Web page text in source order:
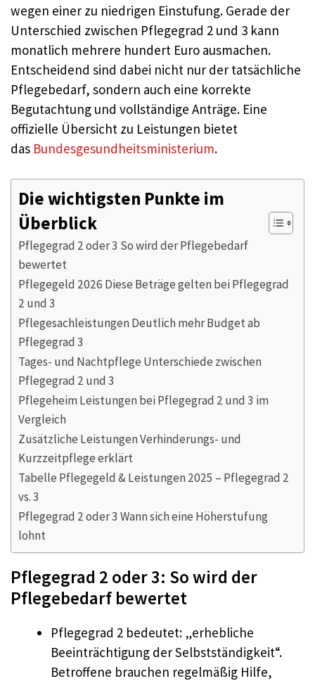
wegen einer zu niedrigen Einstufung. Gerade der
Unterschied zwischen Pflegegrad 2 und 3 kann
monatlich mehrere hundert Euro ausmachen.
Entscheidend sind dabei nicht nur der tatsächliche
Pflegebedarf, sondern auch eine korrekte
Begutachtung und vollständige Anträge. Eine
offizielle Übersicht zu Leistungen bietet
das Bundesgesundheitsministerium.
Die wichtigsten Punkte im
Überblick
Pflegegrad 2 oder 3 So wird der Pflegebedarf
bewertet
Pflegegeld 2026 Diese Beträge gelten bei Pflegegrad
2 und 3
Pflegesachleistungen Deutlich mehr Budget ab
Pflegegrad 3
Tages- und Nachtpflege Unterschiede zwischen
Pflegegrad 2 und 3
Pflegeheim Leistungen bei Pflegegrad 2 und 3 im
Vergleich
Zusätzliche Leistungen Verhinderungs- und
Kurzzeitpflege erklärt
Tabelle Pflegegeld & Leistungen 2025 – Pflegegrad 2
vs. 3
Pflegegrad 2 oder 3 Wann sich eine Höherstufung
lohnt
Pflegegrad 2 oder 3: So wird der
Pflegebedarf bewertet
Pflegegrad 2 bedeutet: „erhebliche
Beeinträchtigung der Selbstständigkeit“.
Betroffene brauchen regelmäßig Hilfe,